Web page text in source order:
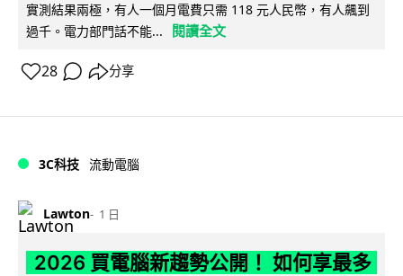
實測結果兩極，有人一個月電費只需 118 元人民幣，有人飆到
過千。電力部門話不能...
閱讀全文
28 分享
3C科技 流動電腦
Lawton 1 日
2026 買電腦新趨勢公開！ 如何享最多